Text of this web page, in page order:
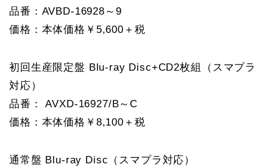
品番：AVBD-16928～9
価格：本体価格￥5,600＋税
初回生産限定盤 Blu-ray Disc+CD2枚組（スマプラ
対応）
品番： AVXD-16927/B～C
価格：本体価格￥8,100＋税
通常盤 Blu-ray Disc（スマプラ対応）